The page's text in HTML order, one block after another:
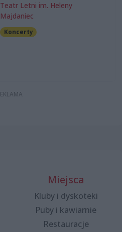
Teatr Letni im. Heleny
Majdaniec
Koncerty
Miejsca
Kluby i dyskoteki
Puby i kawiarnie
Restauracje